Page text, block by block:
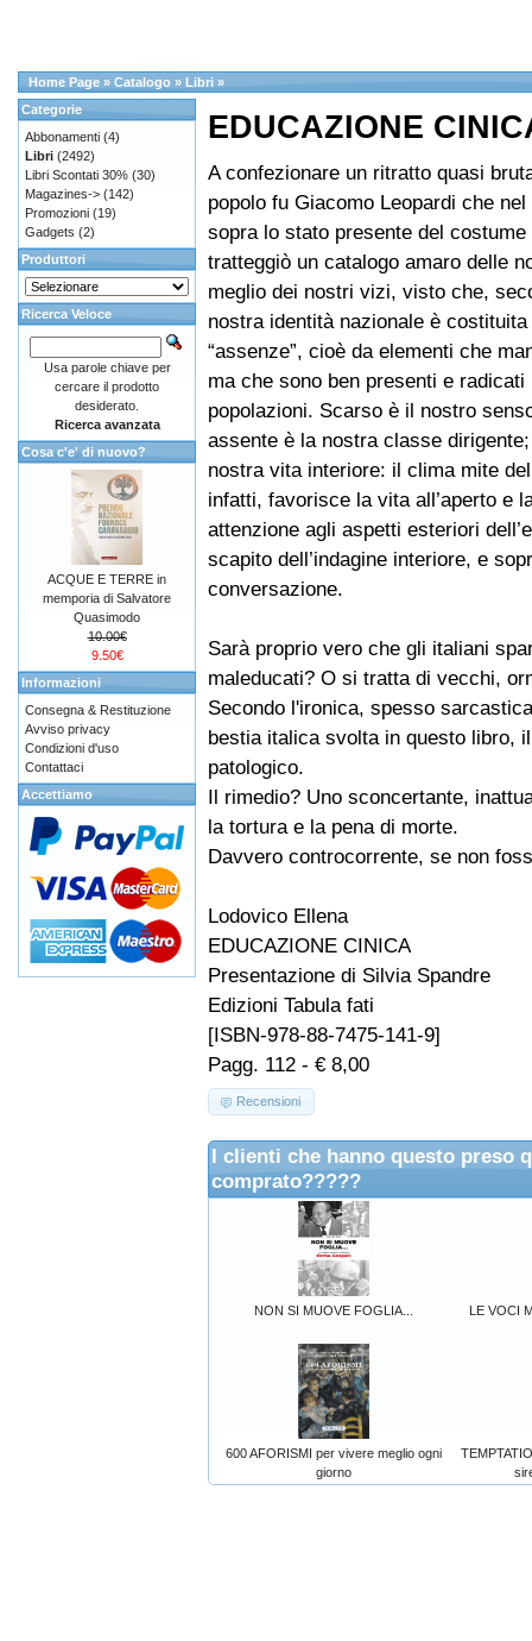
Home Page » Catalogo » Libri »
EDUCAZIONE
A confezionare un ritratto quasi
popolo fu Giacomo Leopardi che
sopra lo stato presente del costume
tratteggiò un catalogo amaro delle
meglio dei nostri vizi, visto che,
nostra identità nazionale è
“assenze”, cioè da elementi che
ma che sono ben presenti e radicati
popolazioni. Scarso è il nostro
assente è la nostra classe
nostra vita interiore: il clima mite
infatti, favorisce la vita all’aperto e
attenzione agli aspetti esteriori
scapito dell’indagine interiore, e
conversazione.
Sarà proprio vero che gli italiani
maleducati? O si tratta di vecchi,
Secondo l'ironica, spesso
bestia italica svolta in questo libro,
patologico.
Il rimedio? Uno sconcertante,
la tortura e la pena di morte.
Davvero controcorrente, se non
Lodovico Ellena
EDUCAZIONE CINICA
Presentazione di Silvia Spandre
Edizioni Tabula fati
[ISBN-978-88-7475-141-9]
Pagg. 112 - € 8,00
Recensioni
I clienti che hanno questo preso
comprato?????
NON SI MUOVE FOGLIA... LE VOCI
600 AFORISMI per vivere meglio ogni
giorno
Categorie
Abbonamenti (4)
Libri (2492)
Libri Scontati 30% (30)
Magazines-> (142)
Promozioni (19)
Gadgets (2)
Produttori
Ricerca Veloce
Usa parole chiave per
cercare il prodotto
desiderato.
Ricerca avanzata
Cosa c'e' di nuovo?
ACQUE E TERRE in
memporia di Salvatore
Quasimodo
10.00€
9.50€
Informazioni
Consegna & Restituzione
Avviso privacy
Condizioni d'uso
Contattaci
Accettiamo